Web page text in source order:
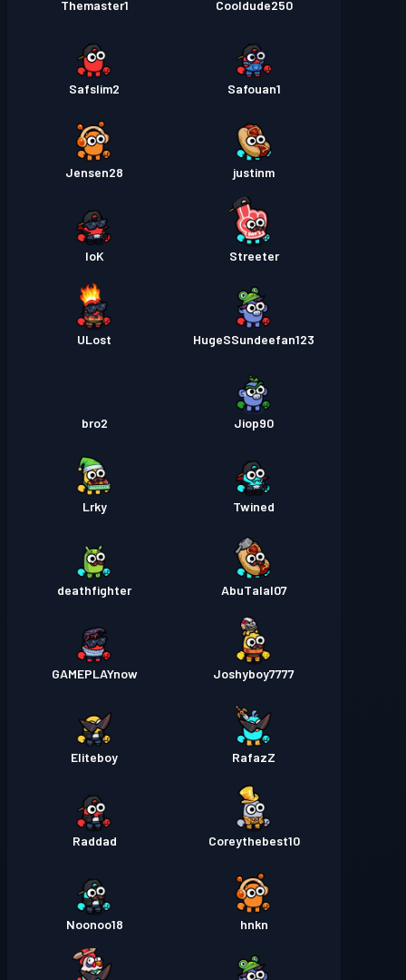
Cooldude250
Themaster1
Safouan1
Safslim2
justinm
Jensen28
Streeter
loK
HugeSSundeefan123
ULost
Jiop90
bro2
Twined
Lrky
AbuTalal07
deathfighter
Joshyboy7777
GAMEPLAYnow
RafazZ
Eliteboy
Coreythebest10
Raddad
hnkn
Noonoo18